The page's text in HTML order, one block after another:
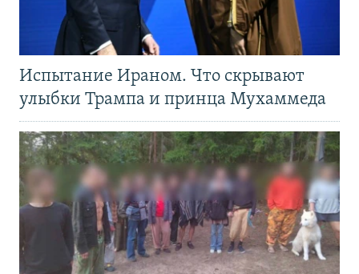
Испытание Ираном. Что скрывают
улыбки Трампа и принца Мухаммеда